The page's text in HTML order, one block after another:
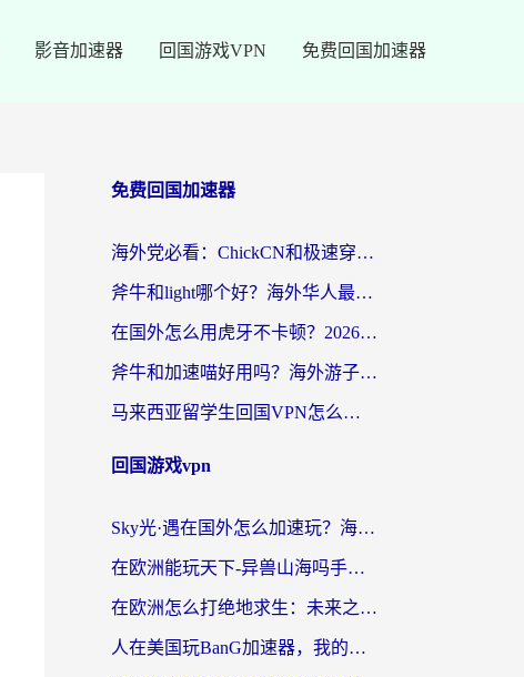
影音加速器 回国游戏VPN 免费回国加速器
免费回国加速器
海外党必看：ChickCN和极速穿梭VPN好用吗？3招教你选对回国加速器无缝刷国内资源
斧牛和light哪个好？海外华人最关心的回国加速器选择难题，一篇讲透
在国外怎么用虎牙不卡顿？2026海外华人亲测有效的回国加速器选择指南
斧牛和加速喵好用吗？海外游子的真实选择困境
马来西亚留学生回国VPN怎么选？3个避坑点+1款实测好用的加速器推荐
回国游戏vpn
Sky光·遇在国外怎么加速玩？海外党亲测有效的国服游戏加速指南
在欧洲能玩天下-异兽山海吗手游？海外玩家的加速器生存指南
在欧洲怎么打绝地求生：未来之役不卡？留学生亲测的加速器避坑指南
人在美国玩BanG加速器，我的延迟终于绿了